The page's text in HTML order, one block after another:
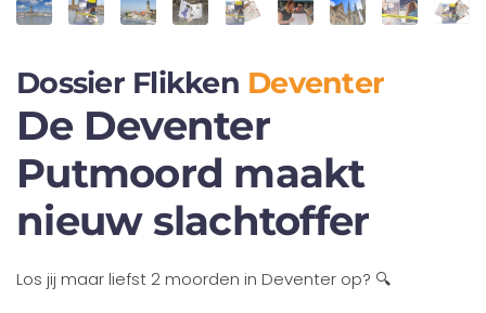
Dossier Flikken Deventer
De Deventer
Putmoord maakt
nieuw slachtoffer
Los jij maar liefst 2 moorden in Deventer op? 🔍